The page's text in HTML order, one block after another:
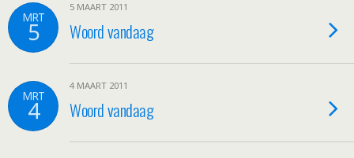
MRT
5
5 MAART 2011
Woord vandaag
MRT
4
4 MAART 2011
Woord vandaag